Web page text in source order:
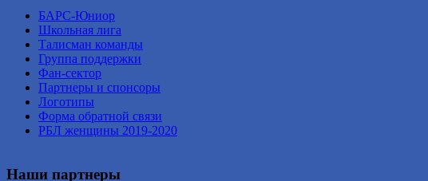
БАРС-Юниор
Школьная лига
Талисман команды
Группа поддержки
Фан-сектор
Партнеры и спонсоры
Логотипы
Форма обратной связи
РБЛ женщины 2019-2020
Наши партнеры